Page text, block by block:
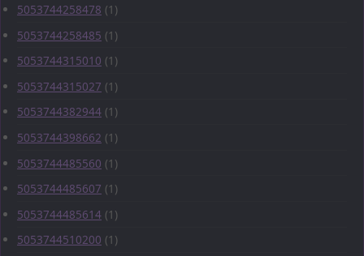
5053744258478 (1)
5053744258485 (1)
5053744315010 (1)
5053744315027 (1)
5053744382944 (1)
5053744398662 (1)
5053744485560 (1)
5053744485607 (1)
5053744485614 (1)
5053744510200 (1)